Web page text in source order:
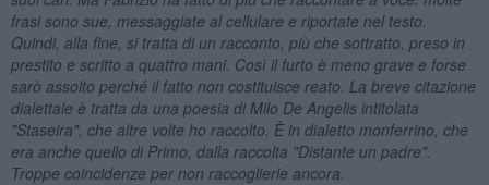
frasi sono sue, messaggiate al cellulare e riportate nel testo.
Quindi, alla fine, si tratta di un racconto, più che sottratto, preso in
prestito e scritto a quattro mani. Così il furto è meno grave e forse
sarò assolto perché il fatto non costituisce reato. La breve citazione
dialettale è tratta da una poesia di Milo De Angelis intitolata
"Staseira", che altre volte ho raccolto. È in dialetto monferrino, che
era anche quello di Primo, dalla raccolta "Distante un padre".
Troppe coincidenze per non raccoglierle ancora.